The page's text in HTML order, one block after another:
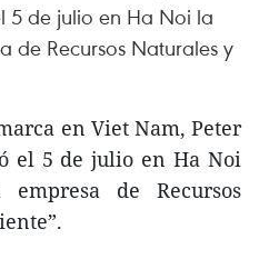
5 de julio en Ha Noi la
de Recursos Naturales y
en Viet Nam, Peter
el 5 de julio en Ha Noi
de Recursos